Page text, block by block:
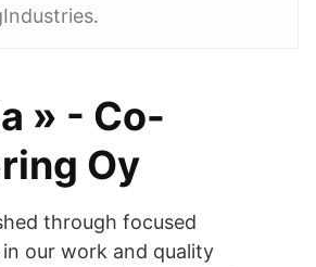
» - Co-
Oy
through focused
our work and quality